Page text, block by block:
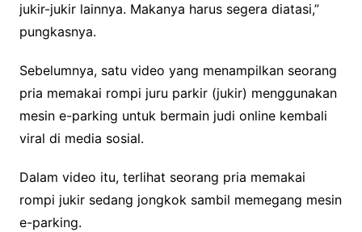
jukir-jukir lainnya. Makanya harus segera diatasi,”
pungkasnya.
Sebelumnya, satu video yang menampilkan seorang
pria memakai rompi juru parkir (jukir) menggunakan
mesin e-parking untuk bermain judi online kembali
viral di media sosial.
Dalam video itu, terlihat seorang pria memakai
rompi jukir sedang jongkok sambil memegang mesin
e-parking.